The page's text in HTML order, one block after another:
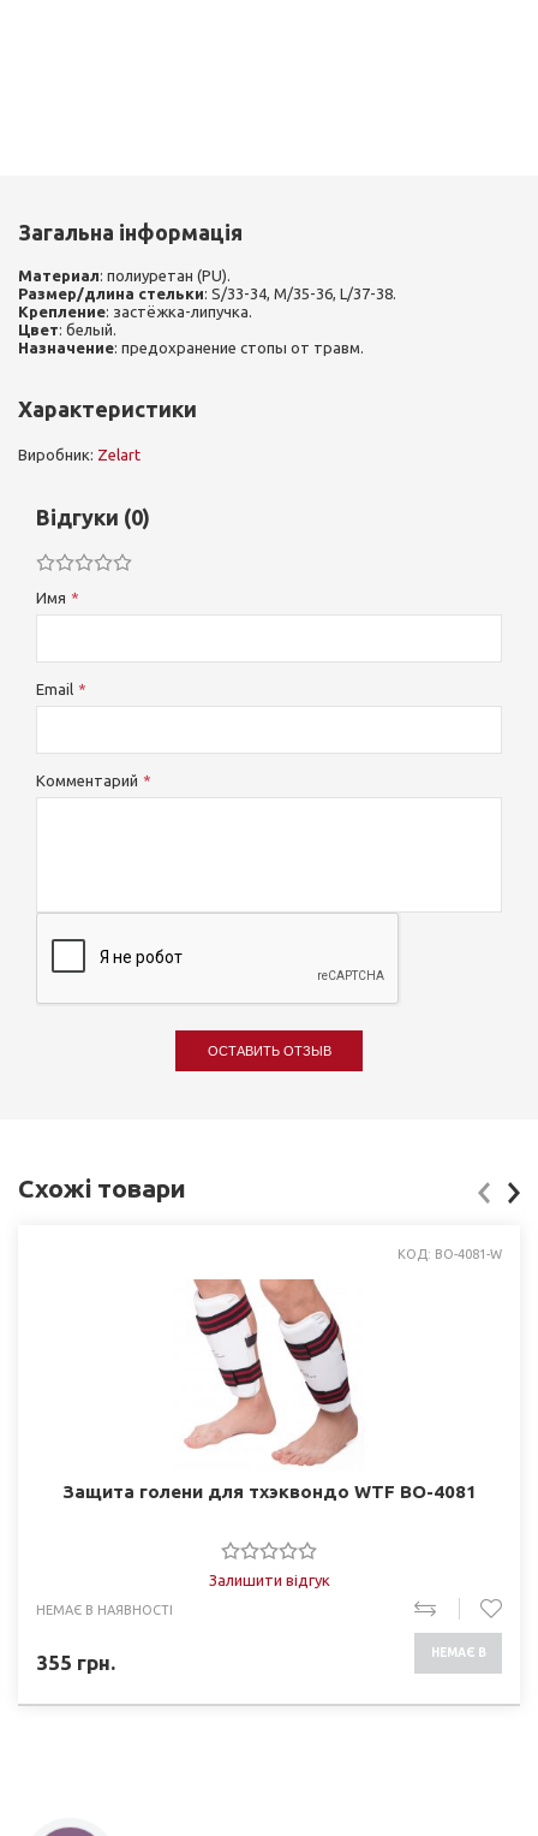
Загальна інформація
Материал: полиуретан (PU).
Размер/длина стельки: S/33-34, M/35-36, L/37-38.
Крепление: застёжка-липучка.
Цвет: белый.
Назначение: предохранение стопы от травм.
Характеристики
Виробник: Zelart
Відгуки (0)
Имя
Email
Комментарий
ОСТАВИТЬ ОТЗЫВ
Схожі товари
КОД: BO-4081-W
Защита голени для тхэквондо WTF BO-4081
Залишити відгук
НЕМАЄ В НАЯВНОСТІ
355 грн. НЕМАЄ В